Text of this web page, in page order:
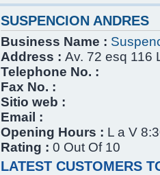
SUSPENCION ANDRES
Business Name :
Address : Av. 72 esq 116
Telephone No. :
Fax No. :
Sitio web :
Email :
Opening Hours : L a V
Rating : 0 Out Of 10
LATEST CUSTOMERS